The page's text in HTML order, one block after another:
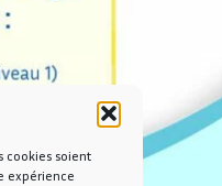
cookies soient
expérience